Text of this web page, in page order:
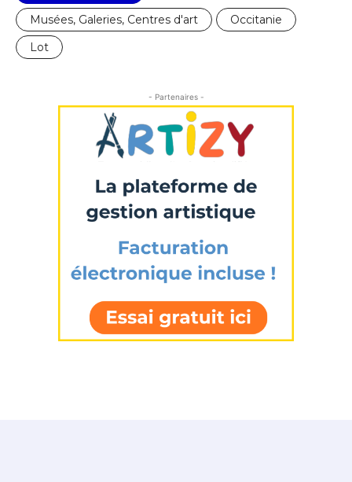
Musées, Galeries, Centres d'art
Occitanie
Lot
- Partenaires -